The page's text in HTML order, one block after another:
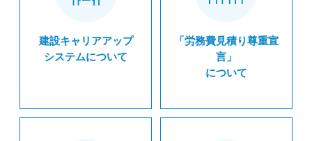
建設キャリアアップ
システムについて
「労務費見積り尊重宣
言」
について